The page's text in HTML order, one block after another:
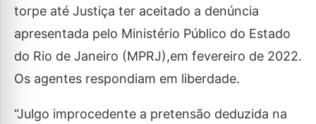
torpe até Justiça ter aceitado a denúncia
apresentada pelo Ministério Público do Estado
do Rio de Janeiro (MPRJ),em fevereiro de 2022.
Os agentes respondiam em liberdade.
“Julgo improcedente a pretensão deduzida na